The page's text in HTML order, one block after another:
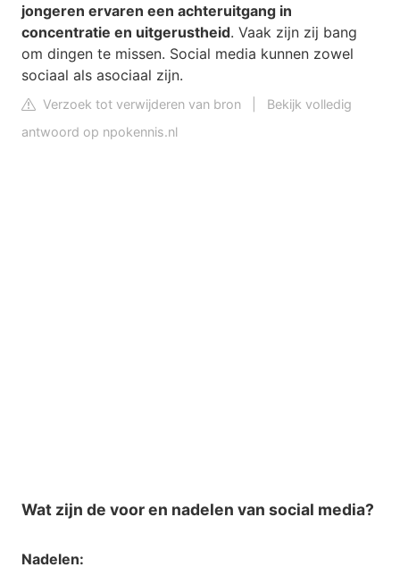
jongeren ervaren een achteruitgang in
concentratie en uitgerustheid. Vaak zijn zij bang
om dingen te missen. Social media kunnen zowel
sociaal als asociaal zijn.
Verzoek tot verwijderen van bron
Bekijk volledig
antwoord op npokennis.nl
Wat zijn de voor en nadelen van social media?
Nadelen: